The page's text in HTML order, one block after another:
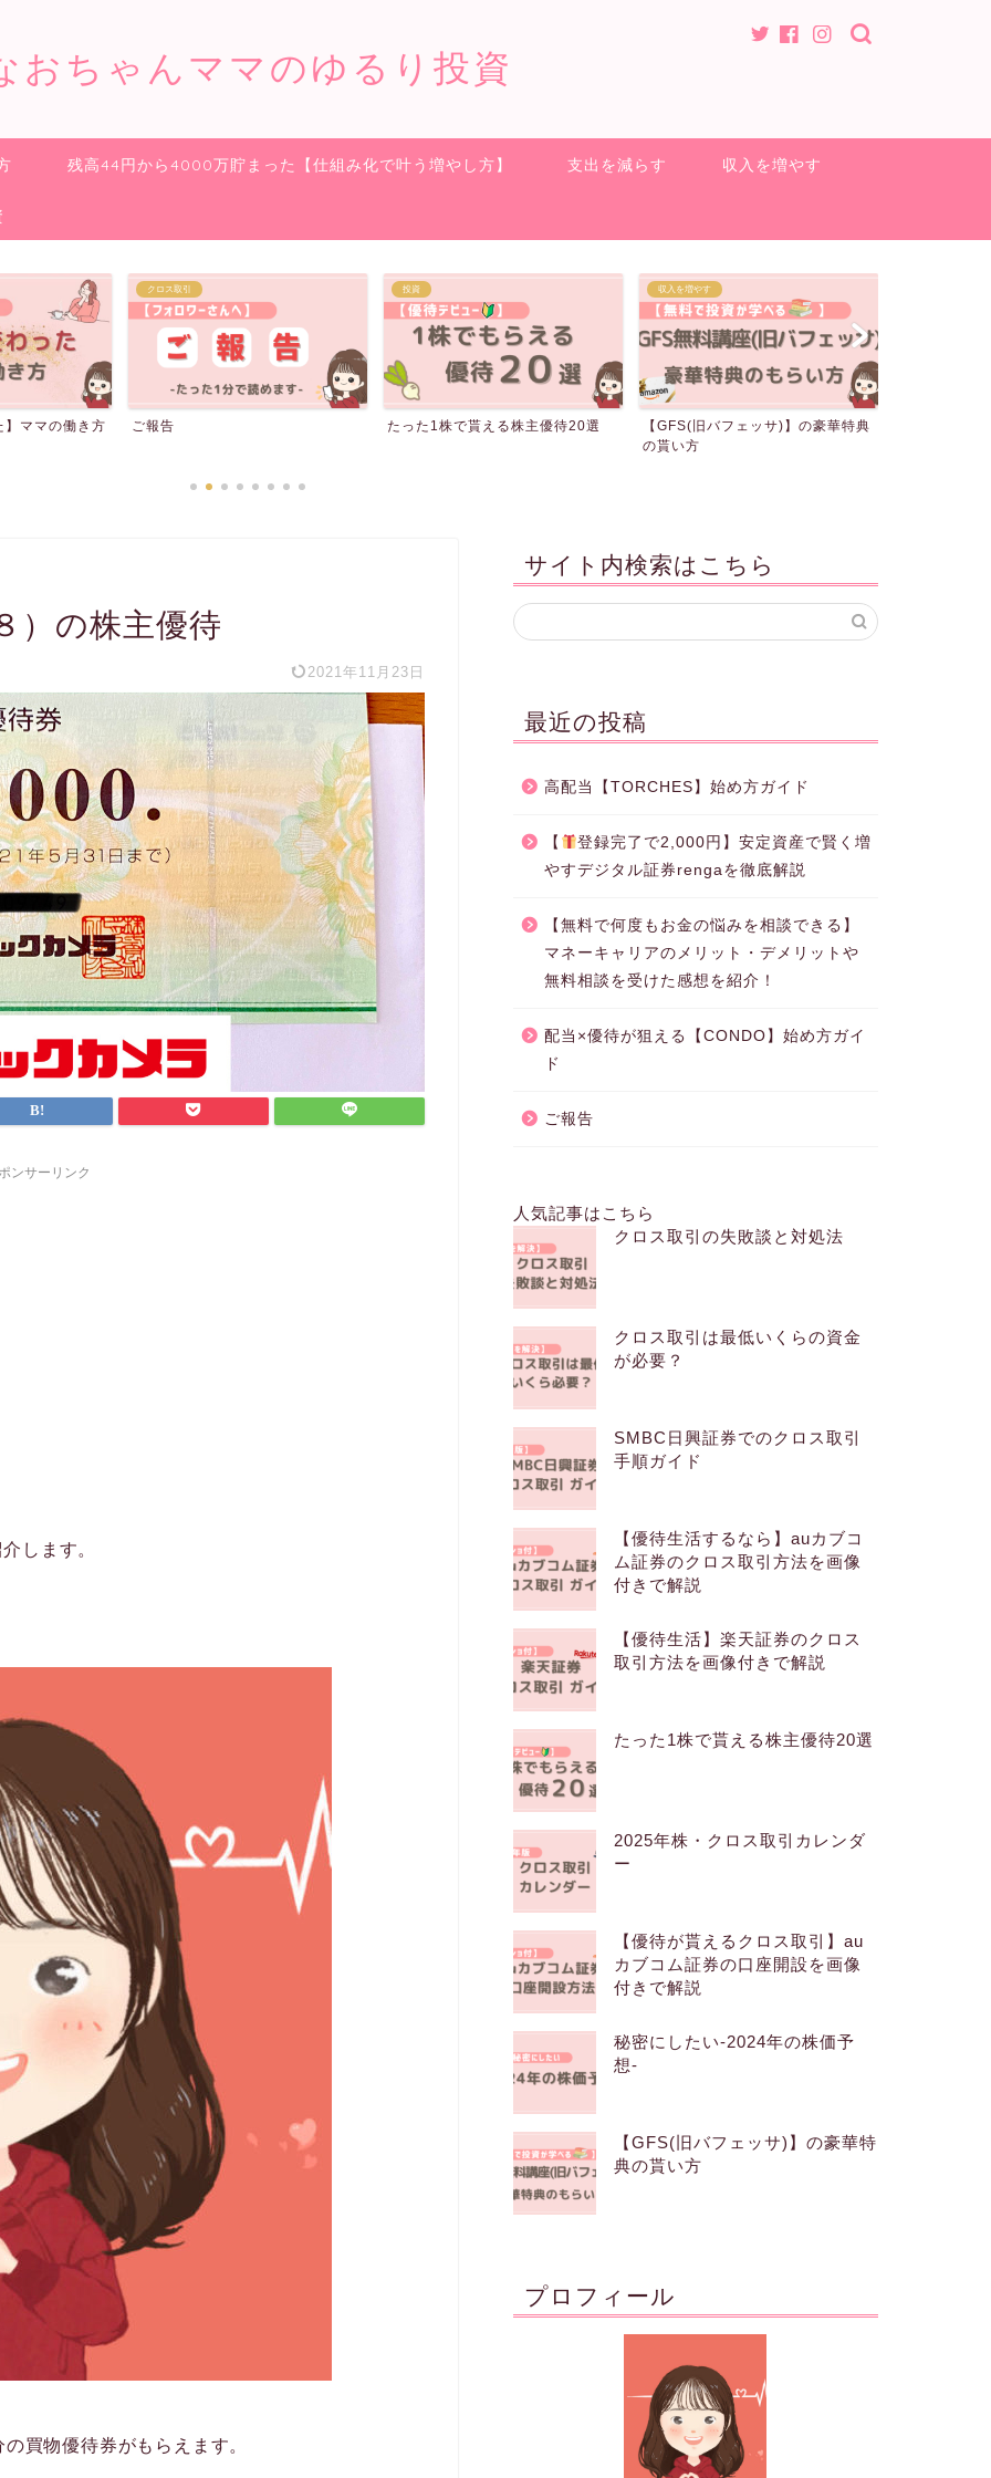
おちゃんママのゆるり投資
残高44円から4000万貯まった【仕組み化で叶う増やし方】 支出を減らす 収入を増やす
投資
たった1株で貰える株主優待20選
収入を増やす
【GFS(旧バフェッサ)】の豪華特典
ポイ活
電気代が無料になる裏技
）の株主優待
2021年11月23日
ンサーリンク
します。
買物優待券がもらえます。
サイト内検索はこちら
最近の投稿
高配当【TORCHES】始め方ガイド
【
登録完了で2,000円】安定資産で賢く増
やすデジタル証券rengaを徹底解説
【無料で何度もお金の悩みを相談できる】
マネーキャリアのメリット・デメリットや
無料相談を受けた感想を紹介！
配当×優待が狙える【CONDO】始め方ガイ
ド
ご報告
人気記事はこちら
クロス取引の失敗談と対処法
クロス取引は最低いくらの資金
が必要？
SMBC日興証券でのクロス取引
手順ガイド
【優待生活するなら】auカブコ
ム証券のクロス取引方法を画像
付きで解説
【優待生活】楽天証券のクロス
取引方法を画像付きで解説
たった1株で貰える株主優待20選
2025年株・クロス取引カレンダ
ー
【優待が貰えるクロス取引】au
カブコム証券の口座開設を画像
付きで解説
秘密にしたい-2024年の株価予
想-
【GFS(旧バフェッサ)】の豪華特
典の貰い方
プロフィール